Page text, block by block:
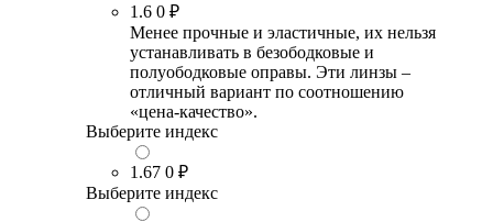
1.6 0 ₽
Менее прочные и эластичные, их нельзя
устанавливать в безободковые и
полуободковые оправы. Эти линзы –
отличный вариант по соотношению
«цена-качество».
Выберите индекс
1.67 0 ₽
Выберите индекс